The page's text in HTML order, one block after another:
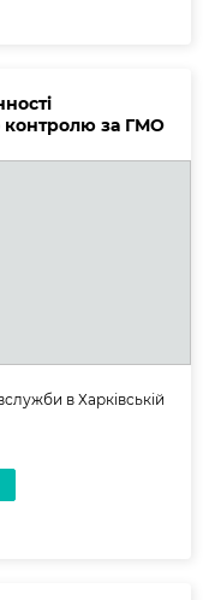
контролю за ГМО
в Харківській